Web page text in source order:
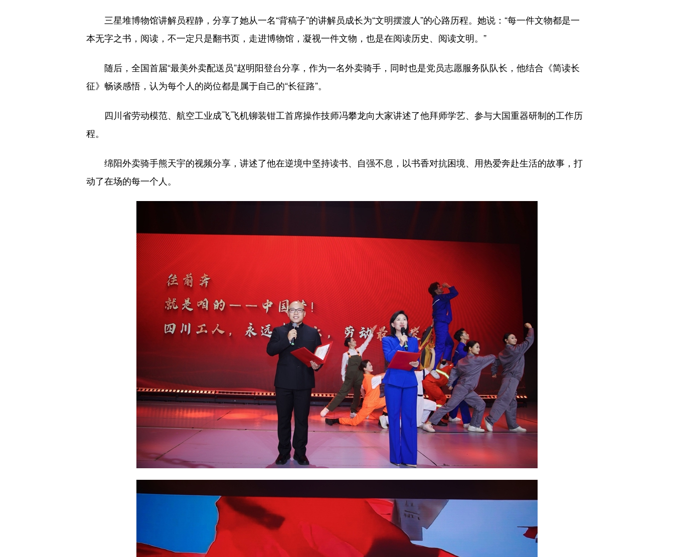
三星堆博物馆讲解员程静，分享了她从一名“背稿子”的讲解员成长为“文明摆渡人”的心路历程。她说：“每一件文物都是一
本无字之书，阅读，不一定只是翻书页，走进博物馆，凝视一件文物，也是在阅读历史、阅读文明。”
随后，全国首届“最美外卖配送员”赵明阳登台分享，作为一名外卖骑手，同时也是党员志愿服务队队长，他结合《简读长
征》畅谈感悟，认为每个人的岗位都是属于自己的“长征路”。
四川省劳动模范、航空工业成飞飞机铆装钳工首席操作技师冯攀龙向大家讲述了他拜师学艺、参与大国重器研制的工作历
程。
绵阳外卖骑手熊天宇的视频分享，讲述了他在逆境中坚持读书、自强不息，以书香对抗困境、用热爱奔赴生活的故事，打
动了在场的每一个人。